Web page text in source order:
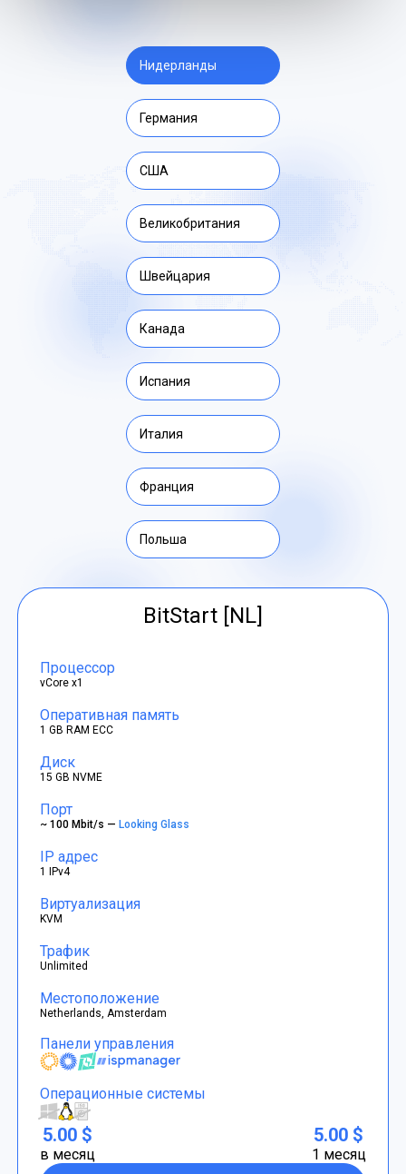
Нидерланды
Германия
США
Великобритания
Швейцария
Канада
Испания
Италия
Франция
Польша
BitStart [NL]
Процессор
vCore x1
Оперативная память
1 GB RAM ECC
Диск
15 GB NVME
Порт
~ 100 Mbit/s —Looking Glass
IP адрес
1 IPv4
Виртуализация
KVM
Трафик
Unlimited
Местоположение
Netherlands, Amsterdam
Панели управления
Операционные системы
5.00 $
в месяц
5.00 $
1 месяц